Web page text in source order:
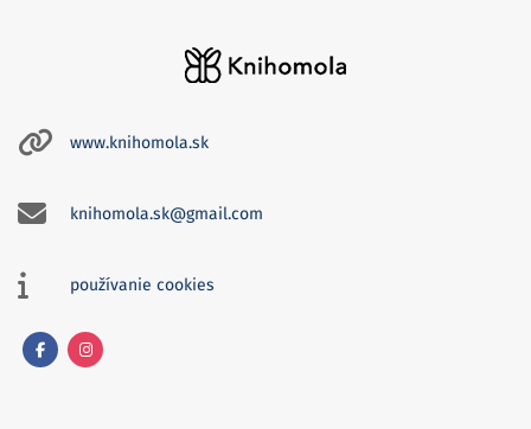
www.knihomola.sk
knihomola.sk@gmail.com
používanie cookies